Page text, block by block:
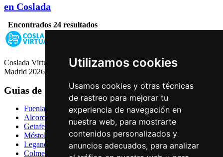
Utilizamos cookies
Usamos cookies y otras técnicas
de rastreo para mejorar tu
experiencia de navegación en
nuestra web, para mostrarte
contenidos personalizados y
anuncios adecuados, para analizar
en Coslada
Encontrados 24 resultados
Coslada Virtual: Guia de Empresas, Ocio y Servicios de Coslada,
Madrid 2026
Guias de Ciudades
Fuenlabrada
Alcorcón
Getafe
Móstoles
Leganés
Colmenar Viejo